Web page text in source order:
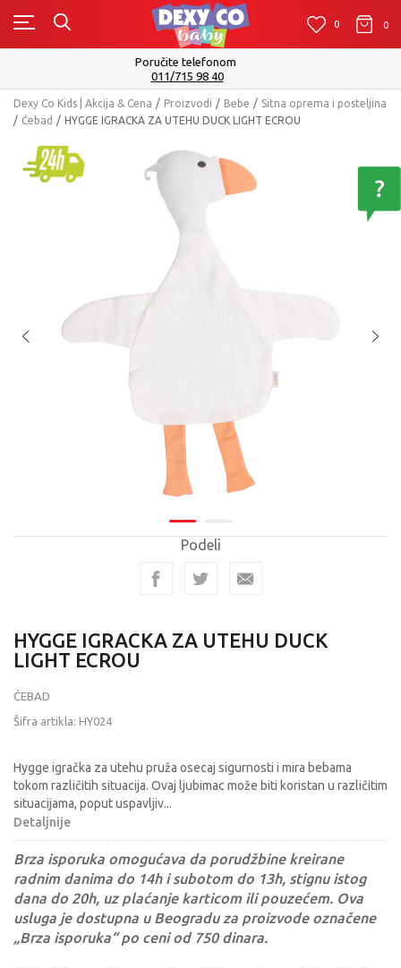
0 0 0
Isporuku možete očekivati u roku od 2 do 4 radna dana!
Pogledaj više
Dexy Co Kids | Akcija & Cena Proizvodi Bebe
Sitna oprema i posteljina
Ćebad
HYGGE IGRACKA ZA UTEHU DUCK LIGHT ECROU
Podeli
HYGGE IGRACKA ZA UTEHU DUCK
LIGHT ECROU
ĆEBAD
Šifra artikla: HY024
Hygge igračka za utehu pruža osecaj sigurnosti i mira bebama
tokom različitih situacija. Ovaj ljubimac može biti koristan u različitim
situacijama, poput uspavljiv...
Detaljnije
Brza isporuka omogućava da porudžbine kreirane
radnim danima do 14h i subotom do 13h, stignu istog
dana do 20h, uz plaćanje karticom ili pouzećem. Ova
usluga je dostupna u Beogradu za proizvode označene
„Brza isporuka“ po ceni od 750 dinara.